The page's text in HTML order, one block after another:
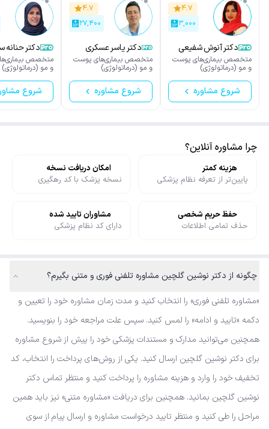
۴.۷
۳,۰۰۰
دکتر آنوش شفیعی
متخصص بیماری‌های پوست
و مو (درماتولوژی)
شروع مشاوره
۴.۷
۲۷,۴۰۰
دکتر یاسر عسکری
سبزکوهی
متخصص بیماری‌های پوست
و مو (درماتولوژی)
شروع مشاوره
دکتر حنانه
متخصص
و مو (درماتولوژی)
شروع
چرا مشاوره آنلاین؟
هزینه کمتر
پایین‌تر از تعرفه نظام پزشکی
امکان دریافت نسخه
نسخه پزشک با کد رهگیری
حفظ حریم شخصی
حذف تمامی اطلاعات
مشاوران تایید شده
دارای کد نظام پزشکی
چگونه از دکتر نوشین گلچین مشاوره تلفنی فوری و متنی بگیرم؟
«مشاوره تلفنی فوری» را انتخاب کنید و مدت زمان مشاوره خود را تعیین و
دکمه «تایید و ادامه» را لمس کنید. سپس علت مراجعه خود را بنویسید.
همچنین می‌توانید مدارک و مستندات پزشکی خود را پیش از شروع مشاوره
برای دکتر نوشین گلچین ارسال کنید. یکی از روش‌های پرداخت را انتخاب، کد
تخفیف خود را وارد و هزینه مشاوره را پرداخت کنید و منتظر تماس دکتر
نوشین گلچین بمانید. همچنین برای دریافت «مشاوره متنی» نیز باید همین
مراحل را طی کنید و منتظر تایید درخواست مشاوره و ارسال پیام از سوی